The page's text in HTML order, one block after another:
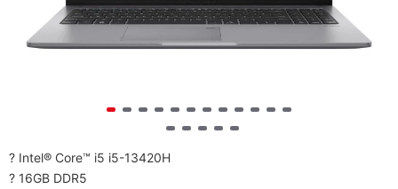
? Intel® Core™ i5 i5-13420H
? 16GB DDR5